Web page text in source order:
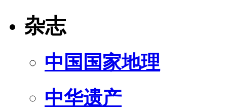
杂志
中国国家地理
中华遗产